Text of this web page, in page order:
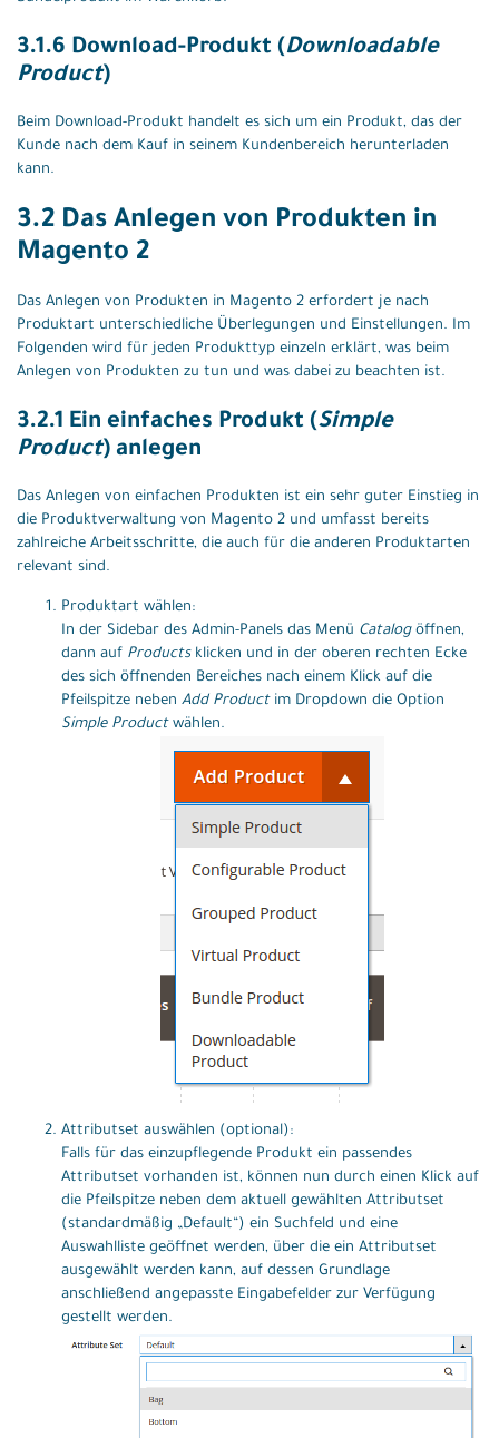
3.1.6 Download-Produkt (Downloadable
Product)
Beim Download-Produkt handelt es sich um ein Produkt, das der
Kunde nach dem Kauf in seinem Kundenbereich herunterladen
kann.
3.2 Das Anlegen von Produkten in
Magento 2
Das Anlegen von Produkten in Magento 2 erfordert je nach
Produktart unterschiedliche Überlegungen und Einstellungen. Im
Folgenden wird für jeden Produkttyp einzeln erklärt, was beim
Anlegen von Produkten zu tun und was dabei zu beachten ist.
3.2.1 Ein einfaches Produkt (Simple
Product) anlegen
Das Anlegen von einfachen Produkten ist ein sehr guter Einstieg in
die Produktverwaltung von Magento 2 und umfasst bereits
zahlreiche Arbeitsschritte, die auch für die anderen Produktarten
relevant sind.
Produktart wählen:
In der Sidebar des Admin-Panels das Menü Catalogöffnen,
dann auf Productsklicken und in der oberen rechten Ecke
des sich öffnenden Bereiches nach einem Klick auf die
Pfeilspitze neben Add Productim Dropdown die Option
Simple Productwählen.
Attributset auswählen (optional):
Falls für das einzupflegende Produkt ein passendes
Attributset vorhanden ist, können nun durch einen Klick auf
die Pfeilspitze neben dem aktuell gewählten Attributset
(standardmäßig „Default“) ein Suchfeld und eine
Auswahlliste geöffnet werden, über die ein Attributset
ausgewählt werden kann, auf dessen Grundlage
anschließend angepasste Eingabefelder zur Verfügung
gestellt werden.